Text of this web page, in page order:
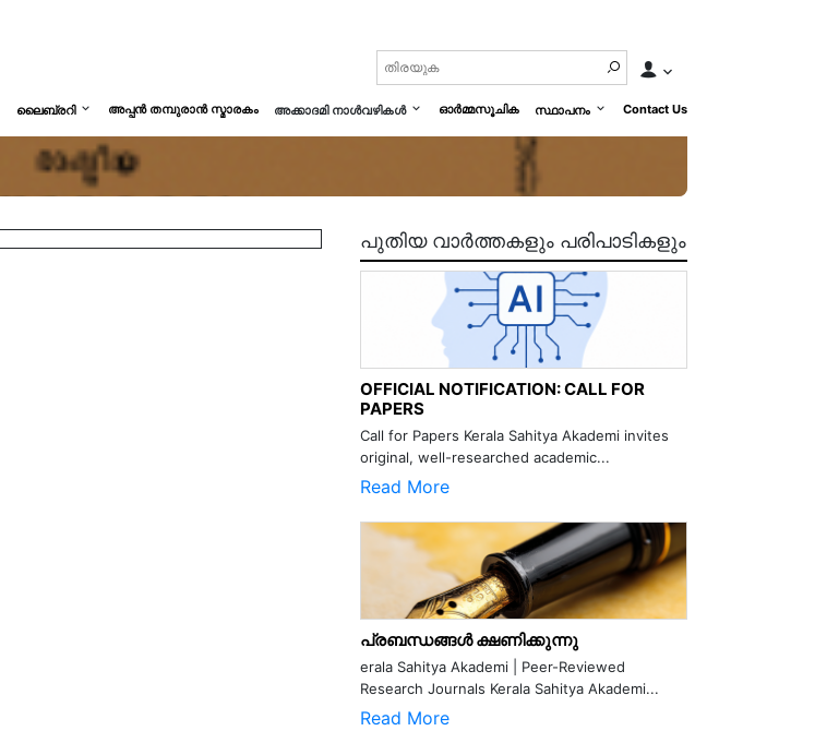
ലൈബ്രറി അപ്പൻ തമ്പുരാൻ സ്മാരകം അക്കാദമി നാൾവഴികൾ ഓർമ്മസൂചിക സ്ഥാപനം Contact Us
പുതിയ വാർത്തകളും പരിപാടികളും
OFFICIAL NOTIFICATION: CALL FOR
PAPERS
Call for Papers Kerala Sahitya Akademi invites
original, well-researched academic...
Read More
പ്രബന്ധങ്ങൾ ക്ഷണിക്കുന്നു
erala Sahitya Akademi | Peer-Reviewed
Research Journals Kerala Sahitya Akademi...
Read More